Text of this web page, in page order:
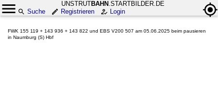
UNSTRUTBAHN .STARTBILDER.DE
Suche
Registrieren Login
FWK 155 119 + 143 936 + 143 822 und EBS V200 507 am 05.06.2025 beim pausieren
in Naumburg (S) Hbf